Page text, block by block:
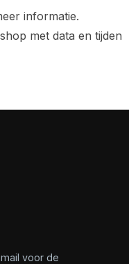
informatie.
met data en tijden
voor de